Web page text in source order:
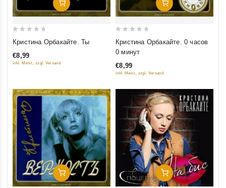
Добавить В Корзину
out
of
Кристина Орбакайте. Ты
€8,99
inkl. Mwst., zzgl. Versand
Добавить В Корзину
out
5
Кристина Орбакайте. 0 часов
0 минут
€8,99
inkl. Mwst., zzgl. Versand
Добавить В Корзину Добавить В Корзину